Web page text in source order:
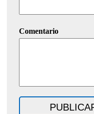
Comentario